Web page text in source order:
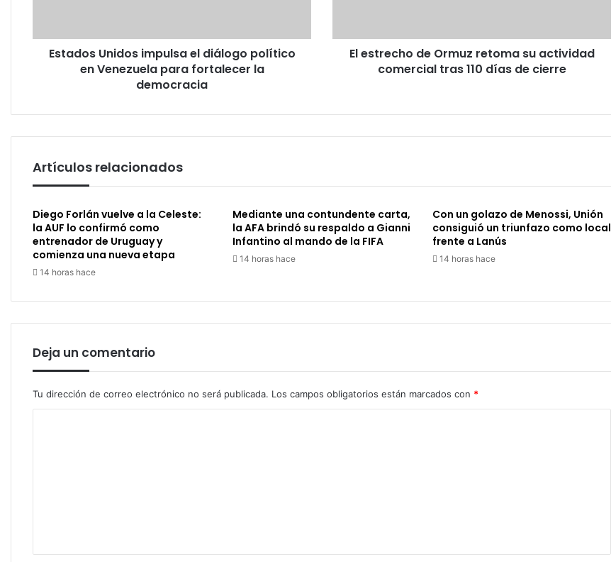
para
fortalecer
Estados Unidos impulsa el diálogo político
en Venezuela para fortalecer la
democracia
tras
El estrecho de Ormuz retoma su actividad
comercial tras 110 días de cierre
Artículos relacionados
Diego Forlán vuelve a la Celeste:
la AUF lo confirmó como
entrenador de Uruguay y
comienza una nueva etapa
14 horas hace
Mediante una contundente carta,
la AFA brindó su respaldo a Gianni
Infantino al mando de la FIFA
14 horas hace
Con un golazo de Menossi, Unión
consiguió un triunfazo como local
frente a Lanús
14 horas hace
Deja un comentario
Tu dirección de correo electrónico no será publicada. Los campos obligatorios están marcados con *